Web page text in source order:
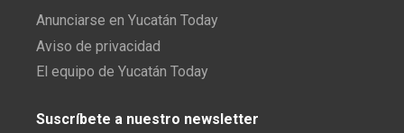
Anunciarse en Yucatán Today
Aviso de privacidad
El equipo de Yucatán Today
Suscríbete a nuestro newsletter